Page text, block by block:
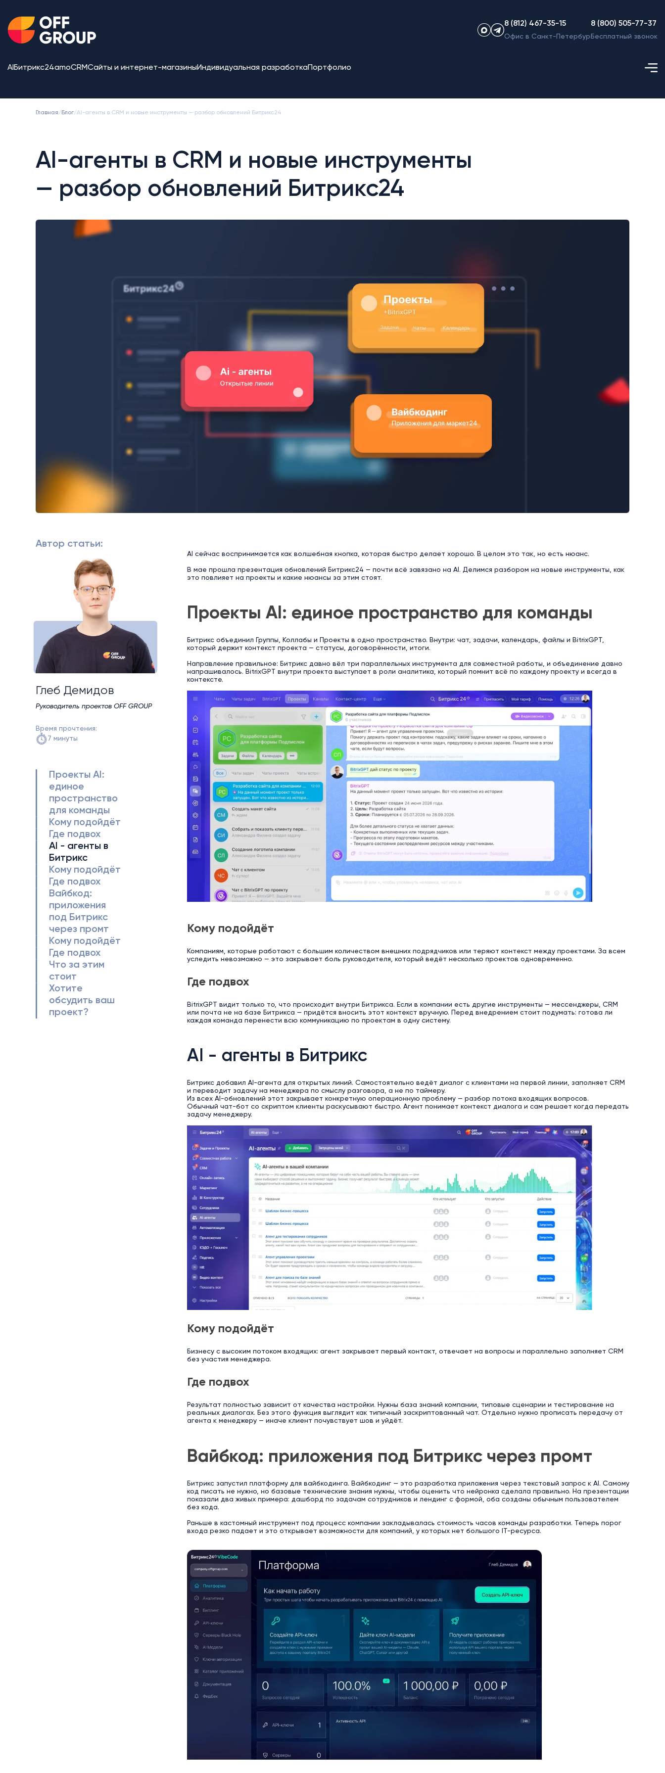
8 (812) 467-35-15
Офис в Санкт-Петербурге
8 (800) 505-77-37
Бесплатный звонок
AI Битрикс24amoCRMСайты и интернет-магазиныИндивидуальная разработкаПортфолио
Главная/ Блог/AI-агенты в CRM и новые инструменты — разбор обновлений Битрикс24
AI-агенты в CRM и новые инструменты
— разбор обновлений Битрикс24
Автор статьи:
Глеб Демидов
Руководитель проектов OFF GROUP
Время прочтения:
7 минуты
Проекты AI:
единое
пространство
для команды
Кому подойдёт
Где подвох
AI - агенты в
Битрикс
Кому подойдёт
Где подвох
Вайбкод:
приложения
под Битрикс
через промт
Кому подойдёт
Где подвох
Что за этим
стоит
Хотите
обсудить ваш
проект?
AI сейчас воспринимается как волшебная кнопка, которая быстро делает хорошо. В целом это так, но есть нюанс.
В мае прошла презентация обновлений Битрикс24 — почти всё завязано на AI. Делимся разбором на новые инструменты, как
это повлияет на проекты и какие нюансы за этим стоят.
Проекты AI: единое пространство для команды
Битрикс объединил Группы, Коллабы и Проекты в одно пространство. Внутри: чат, задачи, календарь, файлы и BitrixGPT,
который держит контекст проекта — статусы, договорённости, итоги.
Направление правильное: Битрикс давно вёл три параллельных инструмента для совместной работы, и объединение давно
напрашивалось. BitrixGPT внутри проекта выступает в роли аналитика, который помнит всё по каждому проекту и всегда в
контексте.
Кому подойдёт
Компаниям, которые работают с большим количеством внешних подрядчиков или теряют контекст между проектами. За всем
уследить невозможно — это закрывает боль руководителя, который ведёт несколько проектов одновременно.
Где подвох
BitrixGPT видит только то, что происходит внутри Битрикса. Если в компании есть другие инструменты — мессенджеры, CRM
или почта не на базе Битрикса — придётся вносить этот контекст вручную. Перед внедрением стоит подумать: готова ли
каждая команда перенести всю коммуникацию по проектам в одну систему.
AI - агенты в Битрикс
Битрикс добавил AI-агента для открытых линий. Самостоятельно ведёт диалог с клиентами на первой линии, заполняет CRM
и переводит задачу на менеджера по смыслу разговора, а не по таймеру.
Из всех AI-обновлений этот закрывает конкретную операционную проблему — разбор потока входящих вопросов.
Обычный чат-бот со скриптом клиенты раскусывают быстро. Агент понимает контекст диалога и сам решает когда передать
задачу менеджеру.
Кому подойдёт
Бизнесу с высоким потоком входящих: агент закрывает первый контакт, отвечает на вопросы и параллельно заполняет CRM
без участия менеджера.
Где подвох
Результат полностью зависит от качества настройки. Нужны база знаний компании, типовые сценарии и тестирование на
реальных диалогах. Без этого функция выглядит как типичный заскриптованный чат. Отдельно нужно прописать передачу от
агента к менеджеру — иначе клиент почувствует шов и уйдёт.
Вайбкод: приложения под Битрикс через промт
Битрикс запустил платформу для вайбкодинга. Вайбкодинг — это разработка приложения через текстовый запрос к AI. Самому
код писать не нужно, но базовые технические знания нужны, чтобы оценить что нейронка сделала правильно. На презентации
показали два живых примера: дашборд по задачам сотрудников и лендинг с формой, оба созданы обычным пользователем
без кода.
Раньше в кастомный инструмент под процесс компании закладывалась стоимость часов команды разработки. Теперь порог
входа резко падает и это открывает возможности для компаний, у которых нет большого IT-ресурса.